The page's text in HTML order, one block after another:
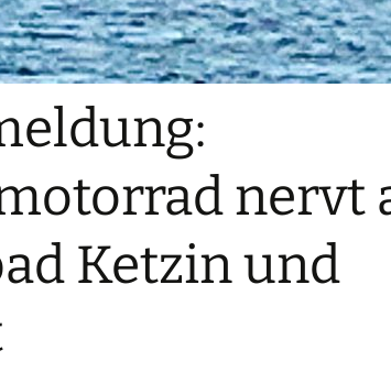
nervt
Ketzin und